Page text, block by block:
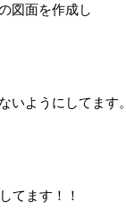
図面を作成し
いようにしてます。
てます！！